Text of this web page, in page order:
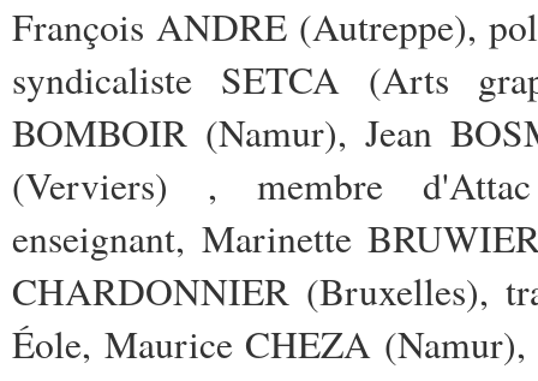
François ANDRE (Autreppe),
syndicaliste SETCA (Arts
BOMBOIR (Namur), Jean
(Verviers) , membre
enseignant, Marinette
CHARDONNIER (Bruxelles),
Éole, Maurice CHEZA